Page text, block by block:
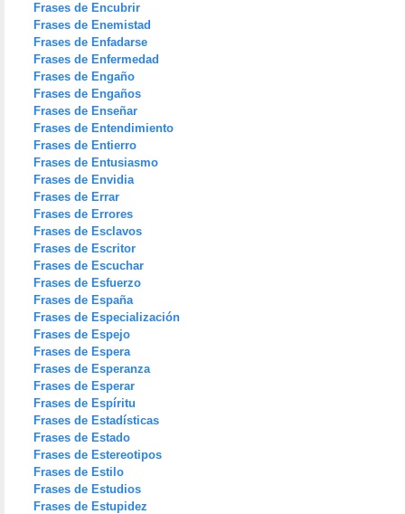
Frases de Encubrir
Frases de Enemistad
Frases de Enfadarse
Frases de Enfermedad
Frases de Engaño
Frases de Engaños
Frases de Enseñar
Frases de Entendimiento
Frases de Entierro
Frases de Entusiasmo
Frases de Envidia
Frases de Errar
Frases de Errores
Frases de Esclavos
Frases de Escritor
Frases de Escuchar
Frases de Esfuerzo
Frases de España
Frases de Especialización
Frases de Espejo
Frases de Espera
Frases de Esperanza
Frases de Esperar
Frases de Espíritu
Frases de Estadísticas
Frases de Estado
Frases de Estereotipos
Frases de Estilo
Frases de Estudios
Frases de Estupidez